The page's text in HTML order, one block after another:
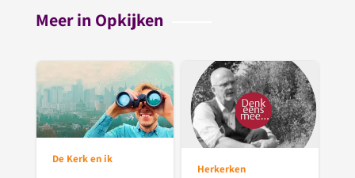
Meer in Opkijken
De Kerk en ik
Herkerken